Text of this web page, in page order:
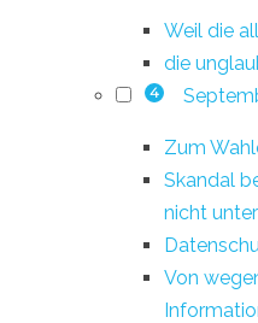
Weil die
die
4
Zum
Skandal
nicht
Von